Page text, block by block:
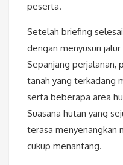
peserta.
Setelah briefing
dengan menyusuri
Sepanjang perjalanan,
tanah yang terkadang
serta beberapa area
Suasana hutan yang
terasa menyenangkan
cukup menantang.